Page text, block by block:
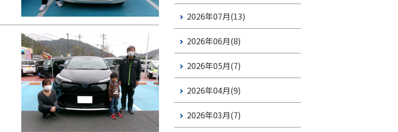
2026年07月(13)
2026年06月(8)
2026年05月(7)
2026年04月(9)
2026年03月(7)